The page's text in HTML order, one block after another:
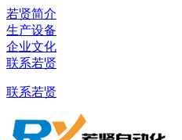
若贤简介
生产设备
企业文化
联系若贤
联系若贤